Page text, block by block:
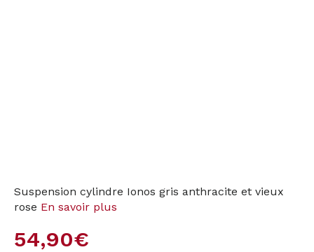
Suspension cylindre Ionos gris anthracite et vieux
rose En savoir plus
54,90€